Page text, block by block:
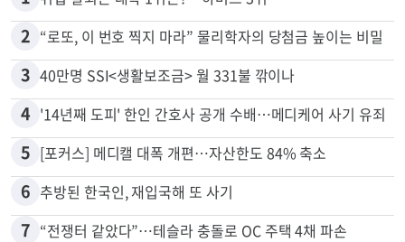
많이 본 뉴스
1 취업 잘되는 대학 1위는?…하버드 3위
2 “로또, 이 번호 찍지 마라” 물리학자의 당첨금 높이는 비밀
3 40만명 SSI<생활보조금> 월 331불 깎이나
4 '14년째 도피' 한인 간호사 공개 수배…메디케어 사기 유죄
5 [포커스] 메디캘 대폭 개편…자산한도 84% 축소
6 추방된 한국인, 재입국해 또 사기